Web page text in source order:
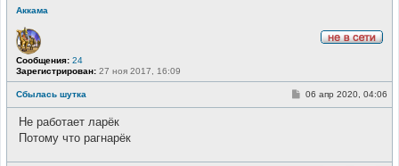
Аккама
с
е
Сообщения: 24
Зарегистрирован: 27 ноя 2017, 16:09
Сбылась шутка
С06 апр 2020, 04:06
Не работает ларёк
Потому что рагнарёк